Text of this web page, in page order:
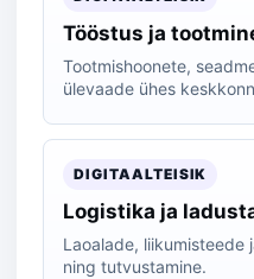
Tööstus ja
Tootmishoonete,
ülevaade ühes
DIGITAALTEISIK
Logistika ja
Laoalade, liikumisteede
ning tutvustamine.